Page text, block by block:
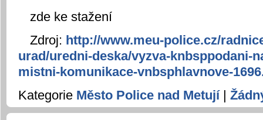
zde ke stažení
Zdroj: http://www.meu-police.cz/
urad/uredni-deska/vyzva-knbsppodani-
mistni-komunikace-vnbsphlavnove-
Kategorie Město Police nad Metují|